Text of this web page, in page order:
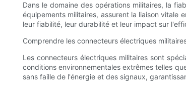
Dans le domaine des opérations militaires, la
équipements militaires, assurent la liaison vitale
leur fiabilité, leur durabilité et leur impact sur
Comprendre les connecteurs électriques
Les connecteurs électriques militaires sont
conditions environnementales extrêmes telles
sans faille de l'énergie et des signaux,